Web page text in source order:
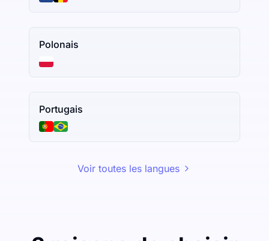
Polonais
Portugais
Voir toutes les langues